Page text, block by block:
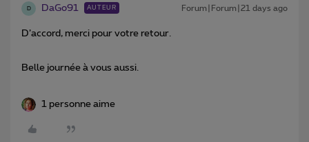
D DaGo91 AUTEUR Forum|Forum|21 days ago
D’accord, merci pour votre retour.
Belle journée à vous aussi.
1 personne aime